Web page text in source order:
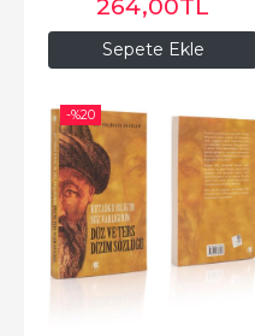
Sepete Ekle
264,00TL
-%20